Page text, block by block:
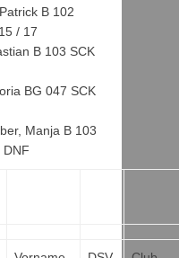
B 102
/ 17
B 103 SCK
BG 047 SCK
Manja B 103
DNF